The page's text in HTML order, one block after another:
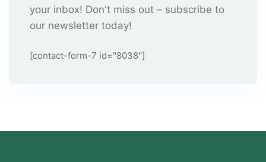
your inbox! Don't miss out – subscribe to
our newsletter today!
[contact-form-7 id="8038"]